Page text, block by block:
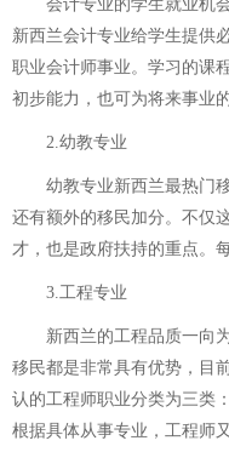
会计专业的学生就业机会
新西兰会计专业给学生提供
职业会计师事业。学习的课
初步能力，也可为将来事业
2.幼教专业
幼教专业新西兰最热门移
还有额外的移民加分。不仅
才，也是政府扶持的重点。
3.工程专业
新西兰的工程品质一向为
移民都是非常具有优势，目
认的工程师职业分类为三类
根据具体从事专业，工程师